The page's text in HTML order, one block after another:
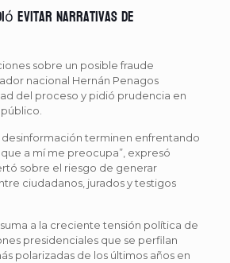
evitar narrativas de
sobre un posible fraude
nacional Hernán Penagos
del proceso y pidió prudencia en
desinformación terminen enfrentando
a mí me preocupa”, expresó
sobre el riesgo de generar
ciudadanos, jurados y testigos
a la creciente tensión política de
presidenciales que se perfilan
polarizadas de los últimos años en